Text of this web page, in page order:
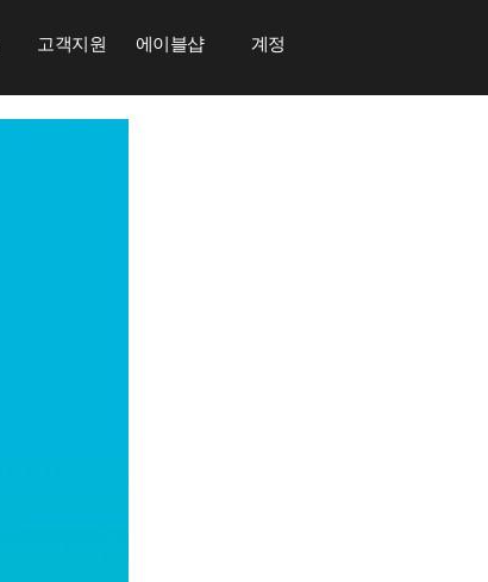
고객지원 에이블샵 계정